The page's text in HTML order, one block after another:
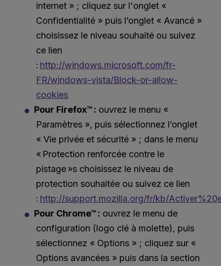
internet » ; cliquez sur l'onglet «
Confidentialité » puis l’onglet « Avancé »
choisissez le niveau souhaité ou suivez
ce lien
: http://windows.microsoft.com/fr-
FR/windows-vista/Block-or-allow-
cookies
Pour Firefox™ : ouvrez le menu «
Paramètres », puis sélectionnez l’onglet
« Vie privée et sécurité » ; dans le menu
« Protection renforcée contre le
pistage »s choisissez le niveau de
protection souhaitée ou suivez ce lien
: http://support.mozilla.org/fr/kb/
Pour Chrome™ : ouvrez le menu de
configuration (logo clé à molette), puis
sélectionnez « Options » ; cliquez sur «
Options avancées » puis dans la section